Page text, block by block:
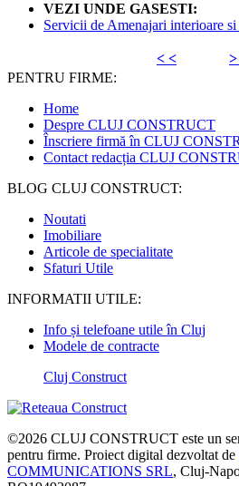
VEZI UNDE GASESTI:
Servicii de Amenajari interioare
< <
PENTRU FIRME:
Home
Despre CLUJ CONSTRUCT
Înscriere firmă în CLUJ
Contact redacția CLUJ
BLOG CLUJ CONSTRUCT:
Noutati
Imobiliare
Articole de specialitate
Sfaturi Utile
INFORMATII UTILE:
Info și telefoane utile în Cluj
Modele de contracte
Cluj Construct
©2026 CLUJ CONSTRUCT este un
pentru firme. Proiect digital dezvoltat de
COMMUNICATIONS SRL, Cluj-